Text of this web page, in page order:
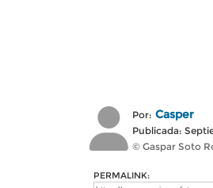
Por: Casper
Publicada:
© Gaspar Soto
PERMALINK: